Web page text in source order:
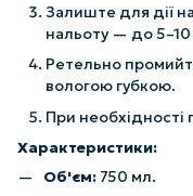
Залиште для дії
нальоту — до
Ретельно
вологою губкою.
При необхідності
Характеристики:
Об'єм: 750 мл.